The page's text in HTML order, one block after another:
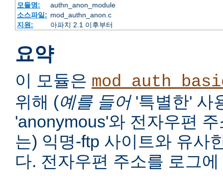
모듈명:
authn_anon_module
소스파일: mod_authn_anon.c
지원:
아파치 2.1 이후부터
요약
이 모듈은
위해 (예를 들어'특별한' 사
'anonymous'와 전자우편
는) 익명-ftp 사이트와 유사
다. 전자우편 주소를 로그